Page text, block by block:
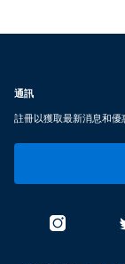
通訊
註冊以獲取最新消息和優